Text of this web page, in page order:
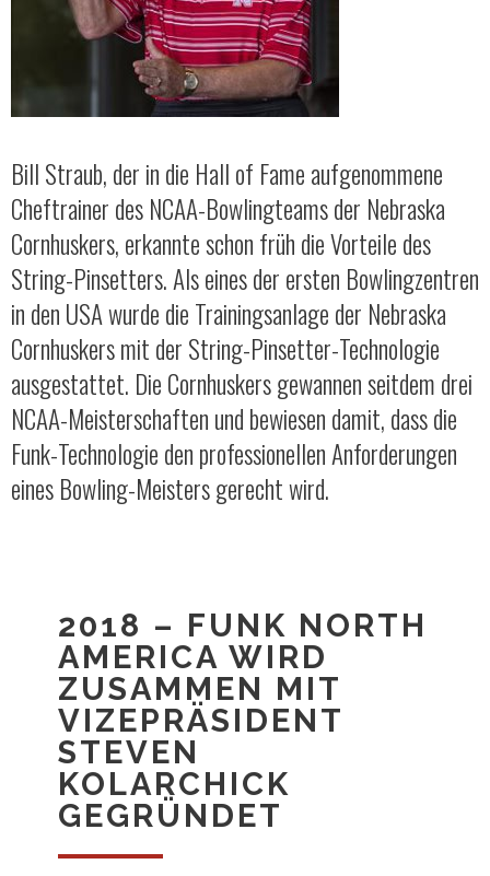
Bill Straub, der in die Hall of Fame aufgenommene
Cheftrainer des NCAA-Bowlingteams der Nebraska
Cornhuskers, erkannte schon früh die Vorteile des
String-Pinsetters. Als eines der ersten Bowlingzentren
in den USA wurde die Trainingsanlage der Nebraska
Cornhuskers mit der String-Pinsetter-Technologie
ausgestattet. Die Cornhuskers gewannen seitdem drei
NCAA-Meisterschaften und bewiesen damit, dass die
Funk-Technologie den professionellen Anforderungen
eines Bowling-Meisters gerecht wird.
2018 – FUNK NORTH
AMERICA WIRD
ZUSAMMEN MIT
VIZEPRÄSIDENT
STEVEN
KOLARCHICK
GEGRÜNDET